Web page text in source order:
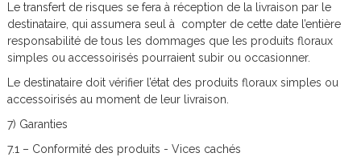
Le transfert de risques se fera à réception de la livraison par le
destinataire, qui assumera seul à compter de cette date l’entière
responsabilité de tous les dommages que les produits floraux
simples ou accessoirisés pourraient subir ou occasionner.
Le destinataire doit vérifier l’état des produits floraux simples ou
accessoirisés au moment de leur livraison.
7) Garanties
7.1 – Conformité des produits - Vices cachés